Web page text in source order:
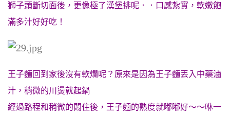
獅子頭斷切面後，更像極了漢堡排呢．．口感紮實，軟嫩飽
滿多汁好好吃！
王子麵回到家後沒有軟爛呢？原來是因為王子麵丟入中藥滷
汁，稍微的川燙就起鍋
經過路程和稍微的悶住後，王子麵的熟度就嘟嘟好～～咻一